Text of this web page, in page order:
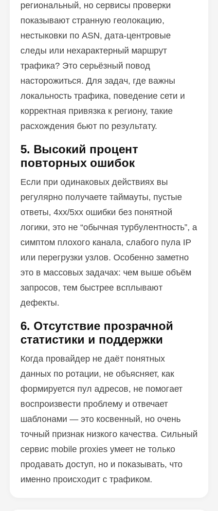
региональный, но сервисы проверки
показывают странную геолокацию,
нестыковки по ASN, дата-центровые
следы или нехарактерный маршрут
трафика? Это серьёзный повод
насторожиться. Для задач, где важны
локальность трафика, поведение сети и
корректная привязка к региону, такие
расхождения бьют по результату.
5. Высокий процент
повторных ошибок
Если при одинаковых действиях вы
регулярно получаете таймауты, пустые
ответы, 4xx/5xx ошибки без понятной
логики, это не “обычная турбулентность”, а
симптом плохого канала, слабого пула IP
или перегрузки узлов. Особенно заметно
это в массовых задачах: чем выше объём
запросов, тем быстрее всплывают
дефекты.
6. Отсутствие прозрачной
статистики и поддержки
Когда провайдер не даёт понятных
данных по ротации, не объясняет, как
формируется пул адресов, не помогает
воспроизвести проблему и отвечает
шаблонами — это косвенный, но очень
точный признак низкого качества. Сильный
сервис mobile proxies умеет не только
продавать доступ, но и показывать, что
именно происходит с трафиком.